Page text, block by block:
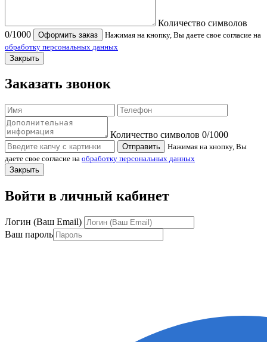
Количество символов
0/1000 Оформить заказ
Нажимая на кнопку, Вы даете свое согласие на
обработку персональных данных
Закрыть
Заказать звонок
Количество символов 0/1000
Отправить
Нажимая на кнопку, Вы
даете свое согласие на обработку персональных данных
Закрыть
Войти в личный кабинет
Логин (Ваш Email)
Ваш пароль